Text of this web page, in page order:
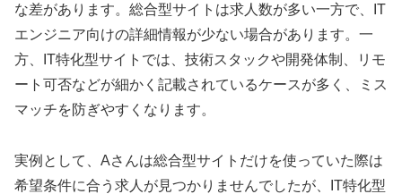
な差があります。総合型サイトは求人数が多い一方で、IT
エンジニア向けの詳細情報が少ない場合があります。一
方、IT特化型サイトでは、技術スタックや開発体制、リモ
ート可否などが細かく記載されているケースが多く、ミス
マッチを防ぎやすくなります。
実例として、Aさんは総合型サイトだけを使っていた際は
希望条件に合う求人が見つかりませんでしたが、IT特化型